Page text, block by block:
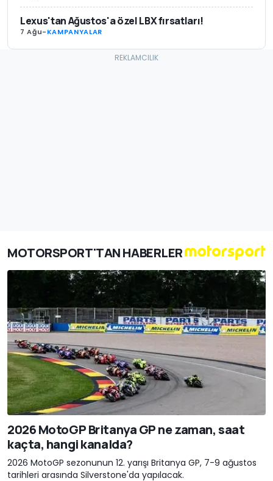
Lexus'tan Ağustos'a özel LBX fırsatları!
7 Ağu-KAMPANYALAR
MOTORSPORT'TAN HABERLER
2026 MotoGP Britanya GP ne zaman, saat
kaçta, hangi kanalda?
2026 MotoGP sezonunun 12. yarışı Britanya GP, 7-9 ağustos
tarihleri arasında Silverstone'da yapılacak.